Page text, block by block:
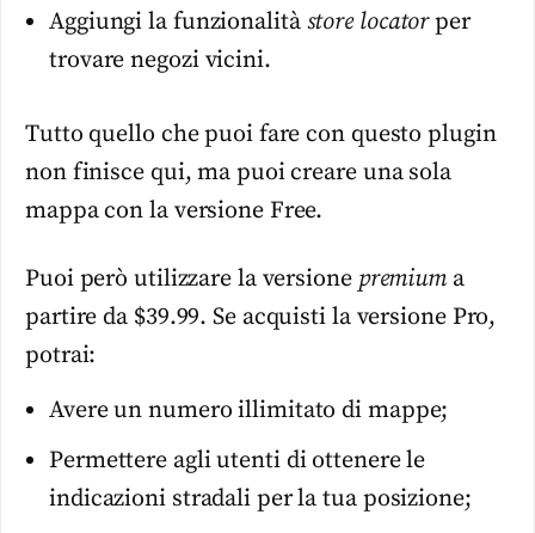
Aggiungi la funzionalità store locatorper
trovare negozi vicini.
Tutto quello che puoi fare con questo plugin
non finisce qui, ma puoi creare una sola
mappa con la versione Free.
Puoi però utilizzare la versione premiuma
partire da $39.99. Se acquisti la versione Pro,
potrai:
Avere un numero illimitato di mappe;
Permettere agli utenti di ottenere le
indicazioni stradali per la tua posizione;